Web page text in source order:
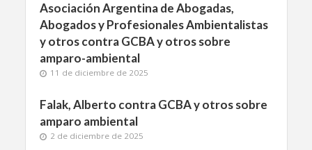
Asociación Argentina de Abogadas,
Abogados y Profesionales Ambientalistas
y otros contra GCBA y otros sobre
amparo-ambiental
11 de diciembre de 2025
Falak, Alberto contra GCBA y otros sobre
amparo ambiental
2 de diciembre de 2025